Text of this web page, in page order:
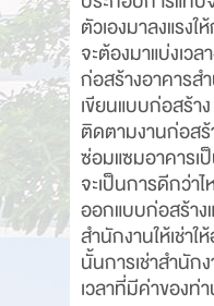
ตัวเองมาลงแรง
จะต้องมาแบ่งเว
ก่อสร้างอาคารส
เขียนแบบก่อสร้า
ติดตามงานก่อสร้
ซ่อมแซมอาคารเ
จะเป็นการดีกว่า
ออกแบบก่อสร้าง
สำนักงานให้เช่า
นั้นการเช่าสำนัก
เวลาที่มีค่าของท่